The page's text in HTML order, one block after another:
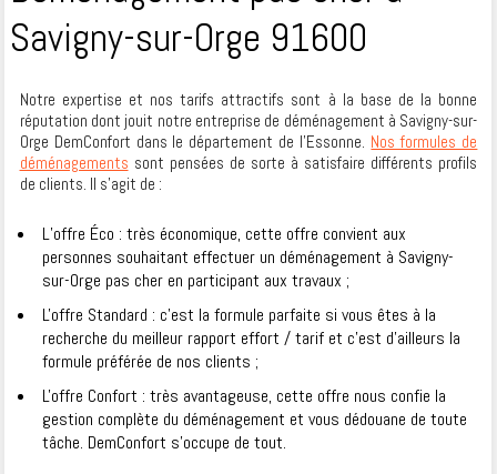
Savigny-sur-Orge 91600
Notre expertise et nos tarifs attractifs sont à la base de la bonne
réputation dont jouit notre entreprise de déménagement à Savigny-sur-
Orge DemConfort dans le département de l’Essonne. Nos formules de
déménagements sont pensées de sorte à satisfaire différents profils
de clients. Il s’agit de :
L’offre Éco : très économique, cette offre convient aux
personnes souhaitant effectuer un déménagement à Savigny-
sur-Orge pas cher en participant aux travaux ;
L'offre Standard : c’est la formule parfaite si vous êtes à la
recherche du meilleur rapport effort / tarif et c’est d’ailleurs la
formule préférée de nos clients ;
L'offre Confort : très avantageuse, cette offre nous confie la
gestion complète du déménagement et vous dédouane de toute
tâche. DemConfort s’occupe de tout.